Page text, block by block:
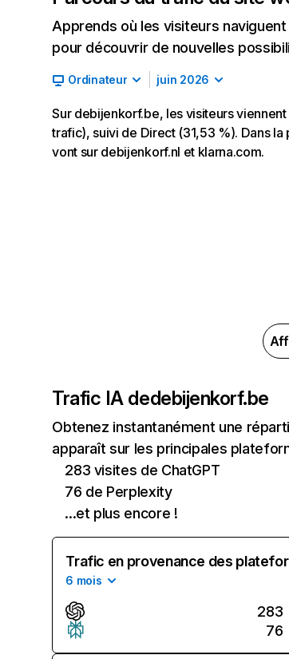
Apprends où les visiteurs
pour découvrir de nouvelles
Ordinateur juin 2026
Sur debijenkorf.be, les visiteurs
trafic), suivi de Direct (31,53 %). Dans
vont sur debijenkorf.nl et klarna.com.
Trafic IA dedebijenkorf.be
Obtenez instantanément une
apparaît sur les principales
283 visites de ChatGPT
76 de Perplexity
...et plus encore !
Trafic en provenance des
6 mois
283
76